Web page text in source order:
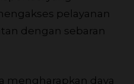
pelayanan
dengan sebaran
mengharapkan daya